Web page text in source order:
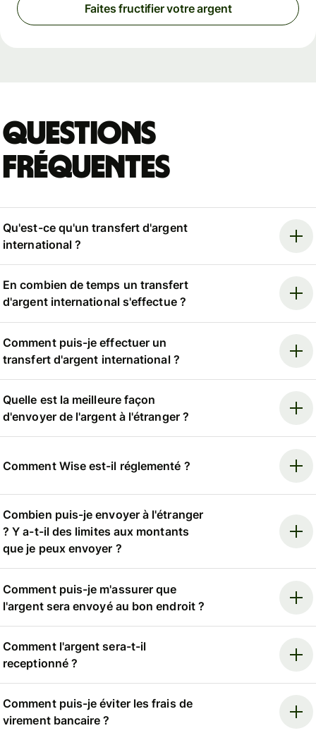
Faites fructifier votre argent
Questions
fréquentes
Qu'est-ce qu'un transfert d'argent
international ?
En combien de temps un transfert
d'argent international s'effectue ?
Comment puis-je effectuer un
transfert d'argent international ?
Quelle est la meilleure façon
d'envoyer de l'argent à l'étranger ?
Comment Wise est-il réglementé ?
Combien puis-je envoyer à l'étranger
? Y a-t-il des limites aux montants
que je peux envoyer ?
Comment puis-je m'assurer que
l'argent sera envoyé au bon endroit ?
Comment l'argent sera-t-il
receptionné ?
Comment puis-je éviter les frais de
virement bancaire ?